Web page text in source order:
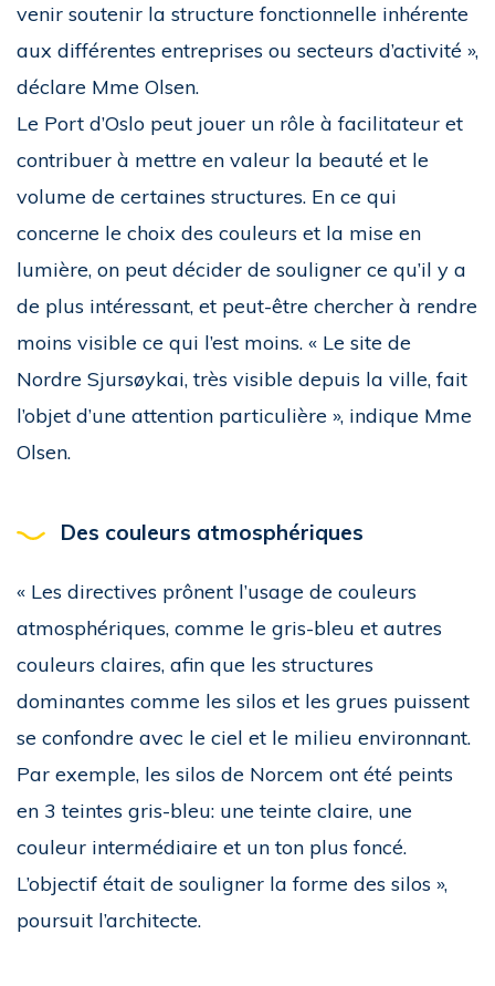
venir soutenir la structure fonctionnelle inhérente
aux différentes entreprises ou secteurs d’activité »,
déclare Mme Olsen.
Le Port d’Oslo peut jouer un rôle à facilitateur et
contribuer à mettre en valeur la beauté et le
volume de certaines structures. En ce qui
concerne le choix des couleurs et la mise en
lumière, on peut décider de souligner ce qu’il y a
de plus intéressant, et peut-être chercher à rendre
moins visible ce qui l’est moins. « Le site de
Nordre Sjursøykai, très visible depuis la ville, fait
l’objet d’une attention particulière », indique Mme
Olsen.
Des couleurs atmosphériques
« Les directives prônent l’usage de couleurs
atmosphériques, comme le gris-bleu et autres
couleurs claires, afin que les structures
dominantes comme les silos et les grues puissent
se confondre avec le ciel et le milieu environnant.
Par exemple, les silos de Norcem ont été peints
en 3 teintes gris-bleu: une teinte claire, une
couleur intermédiaire et un ton plus foncé.
L’objectif était de souligner la forme des silos »,
poursuit l’architecte.